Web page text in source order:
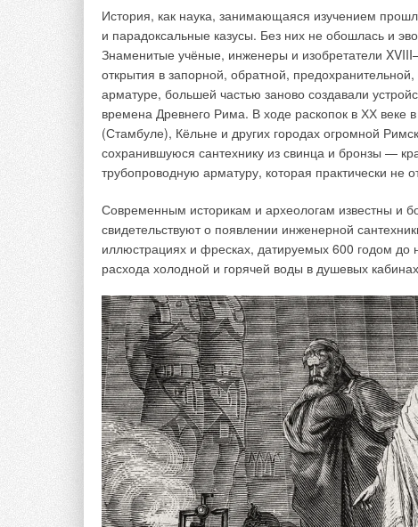
История, как наука, занимающаяся изучением
и парадоксальные казусы. Без них не обошлась и
Знаменитые учёные, инженеры и изобретатели
открытия в запорной, обратной,
арматуре, большей частью заново создавали
времена Древнего Рима. В ходе раскопок в ХХ веке
(Стамбуле), Кёльне и других городах огромной
сохранившуюся сантехнику из свинца и бронзы —
трубопроводную арматуру, которая практически не
Современным историкам и археологам известны и
свидетельствуют о появлении инженерной
иллюстрациях и фресках, датируемых 600 годом до
расхода холодной и горячей воды в душевых
Интересная информация
Добавить комментарий
Текст комментария